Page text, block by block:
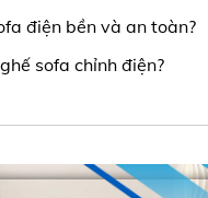
điện bền và an toàn?
sofa chỉnh điện?